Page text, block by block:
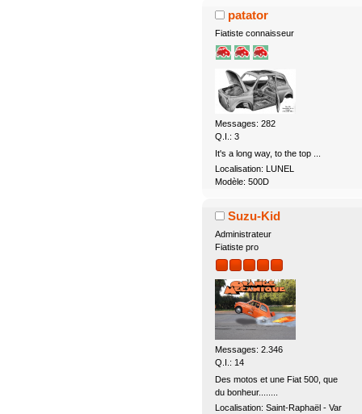
patator
Fiatiste connaisseur
Messages: 282
Q.I.: 3
It's a long way, to the top ...
Localisation: LUNEL
Modèle: 500D
Suzu-Kid
Administrateur
Fiatiste pro
Messages: 2.346
Q.I.: 14
Des motos et une Fiat 500, que
du bonheur........
Localisation: Saint-Raphaël - Var